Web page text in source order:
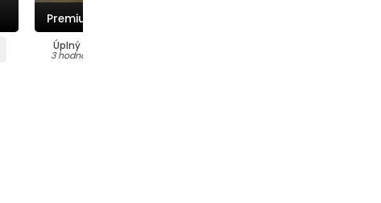
Premium burger
Úplný TOP
3 hodnotení